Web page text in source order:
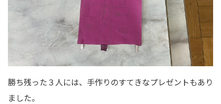
勝ち残った３人には、手作りのすてきなプレゼントもあり
ました。